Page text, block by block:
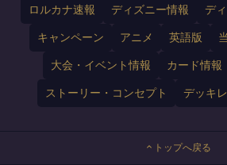
ロルカナ速報 ディズニー情報 デ
キャンペーン アニメ 英語版
大会・イベント情報 カード情報
ストーリー・コンセプト デッキ
トップへ戻る